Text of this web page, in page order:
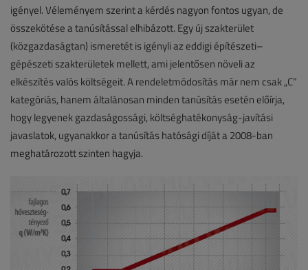
igényel. Véleményem szerint a kérdés nagyon fontos ugyan, de
összekötése a tanúsítással elhibázott. Egy új szakterület
(közgazdaságtan) ismeretét is igényli az eddigi építészeti–
gépészeti szakterületek mellett, ami jelentősen növeli az
elkészítés valós költségeit. A rendeletmódosítás már nem csak „C”
kategóriás, hanem általánosan minden tanúsítás esetén előírja,
hogy legyenek gazdaságossági, költséghatékonyság-javítási
javaslatok, ugyanakkor a tanúsítás hatósági díját a 2008-ban
meghatározott szinten hagyja.